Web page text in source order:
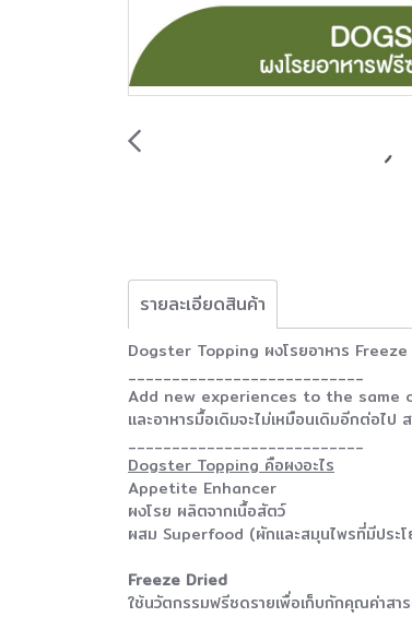
รายละเอียดสินค้า
Dogster Topping ผงโรยอาหาร Freeze
___________________________
Add new experiences to the same
และอาหารมื้อเดิมจะไม่เหมือนเดิมอีกต่อไป
___________________________
Dogster Topping คือผงอะไร
Appetite Enhancer
ผงโรย ผลิตจากเนื้อสัตว์
ผสม Superfood (ผักและสมุนไพรที่มีประ
Freeze Dried
ใช้นวัตกรรมฟรีซดรายเพื่อเก็บกักคุณค่าสา